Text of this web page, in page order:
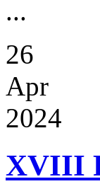
...
26
Apr
2024
XVIII